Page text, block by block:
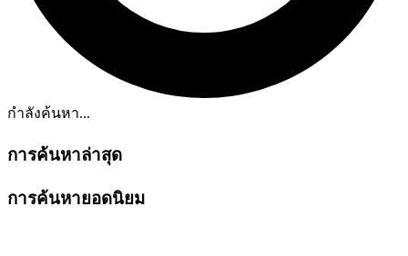
กำลังค้นหา...
การค้นหาล่าสุด
การค้นหายอดนิยม